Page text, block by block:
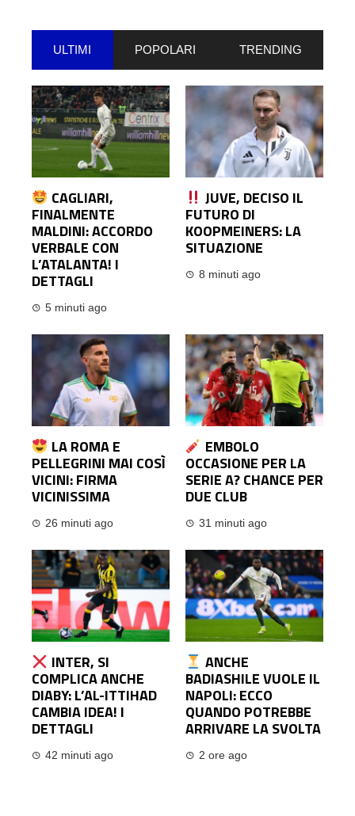
ULTIMI POPOLARI TRENDING
CAGLIARI,
FINALMENTE
MALDINI: ACCORDO
VERBALE CON
L’ATALANTA! I
DETTAGLI
5 minuti ago
JUVE, DECISO IL
FUTURO DI
KOOPMEINERS: LA
SITUAZIONE
8 minuti ago
LA ROMA E
PELLEGRINI MAI COSÌ
VICINI: FIRMA
VICINISSIMA
26 minuti ago
EMBOLO
OCCASIONE PER LA
SERIE A? CHANCE PER
DUE CLUB
31 minuti ago
INTER, SI
COMPLICA ANCHE
DIABY: L’AL-ITTIHAD
CAMBIA IDEA! I
DETTAGLI
42 minuti ago
ANCHE
BADIASHILE VUOLE IL
NAPOLI: ECCO
QUANDO POTREBBE
ARRIVARE LA SVOLTA
2 ore ago